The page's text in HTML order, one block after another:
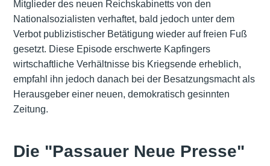
Mitglieder des neuen Reichskabinetts von den
Nationalsozialisten verhaftet, bald jedoch unter dem
Verbot publizistischer Betätigung wieder auf freien Fuß
gesetzt. Diese Episode erschwerte Kapfingers
wirtschaftliche Verhältnisse bis Kriegsende erheblich,
empfahl ihn jedoch danach bei der Besatzungsmacht als
Herausgeber einer neuen, demokratisch gesinnten
Zeitung.
Die "Passauer Neue Presse"